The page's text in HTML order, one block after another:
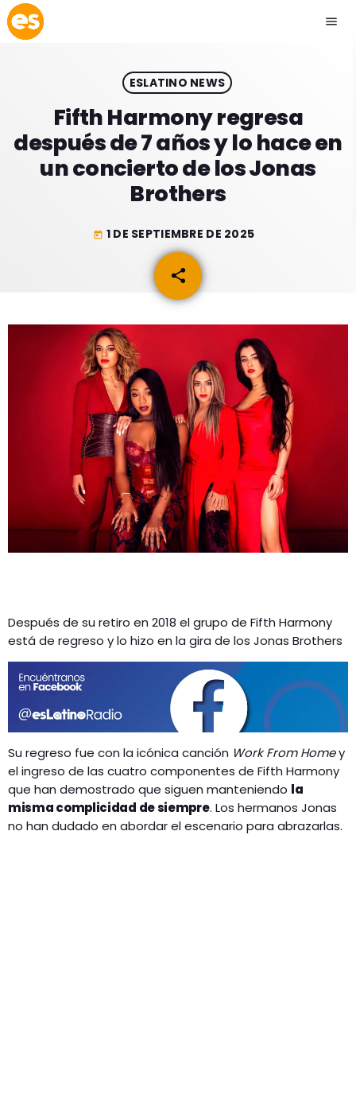
menu
EMISIÓN LA PAZ
play_arrow EMISIÓN COCHABAMBA
ESLATINO NEWS
ESPECTÁCULOS
GEEKERS
MÚSICA
ENTRETENIMIENTO
RADIO SPLENDID
CONTACTO
ESLATINO NEWS
Fifth Harmony regresa
después de 7 años y lo hace en
un concierto de los Jonas
Brothers
today 1 DE SEPTIEMBRE DE 2025
share
email
Después de su retiro en 2018 el grupo de Fifth Harmony
está de regreso y lo hizo en la gira de los Jonas Brothers
Su regreso fue con la icónica canción Work From Homey
el ingreso de las cuatro componentes de Fifth Harmony
que han demostrado que siguen manteniendo la
misma complicidad de siempre. Los hermanos Jonas
no han dudado en abordar el escenario para abrazarlas.